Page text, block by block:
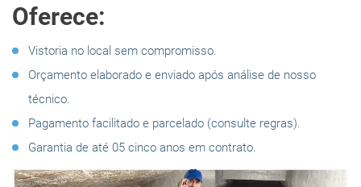
Oferece:
Vistoria no local sem compromisso.
Orçamento elaborado e enviado após análise de nosso
técnico.
Pagamento facilitado e parcelado (consulte regras).
Garantia de até 05 cinco anos em contrato.